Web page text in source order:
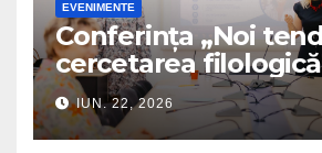
EVENIMENTE
Conferința „Noi
cercetarea
IUN. 22, 2026